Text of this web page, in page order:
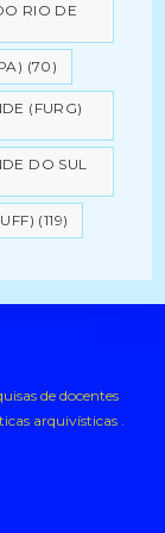
RIO DE
(70)
(FURG)
DO SUL
(119)
de docentes
arquivísticas .